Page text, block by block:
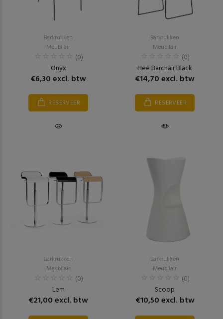
Barkrukken
Meubilair
(0)
Onyx
€6,30 excl. btw
RESERVEER
Barkrukken
Meubilair
(0)
Hee Barchair Black
€14,70 excl. btw
RESERVEER
Barkrukken
Meubilair
(0)
Lem
€21,00 excl. btw
Barkrukken
Meubilair
(0)
Scoop
€10,50 excl. btw